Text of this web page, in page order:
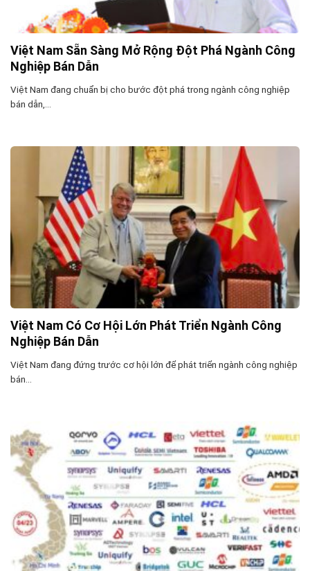
Việt Nam Sẵn Sàng Mở Rộng Đột Phá Ngành Công
Nghiệp Bán Dẫn
Việt Nam đang chuẩn bị cho bước đột phá trong ngành công nghiệp
bán dẫn,...
Việt Nam Có Cơ Hội Lớn Phát Triển Ngành Công
Nghiệp Bán Dẫn
Việt Nam đang đứng trước cơ hội lớn để phát triển ngành công nghiệp
bán...